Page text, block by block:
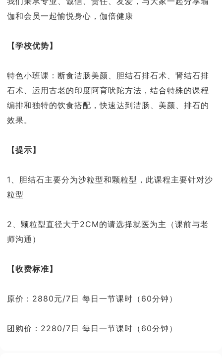
伽和会员一起愉悦身心，伽倍健康
【学校优势】
特色小班课：断食洁肠美颜、胆结石排石术、肾结石排
石术、运用古老的印度阿育吠陀方法，结合特殊的课程
编排和独特的饮食搭配，快速达到洁肠、美颜、排石的
效果。
【提示】
1、胆结石主要分为沙粒型和颗粒型，此课程主要针对沙
粒型
2、颗粒型直径大于2CM的请选择就医为主（课前与老
师沟通）
【收费标准】
原价：2880元/7日 每日一节课时（60分钟）
团购价：2280/7日 每日一节课时（60分钟）